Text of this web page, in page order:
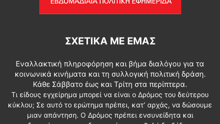
ΣΧΕΤΙΚΆ ΜΕ ΕΜΆΣ
Εναλλακτική πληροφόρηση και βήμα διαλόγου για τα
κοινωνικά κινήματα και τη συλλογική πολιτική δράση.
Κάθε Σάββατο έως και Τρίτη στα περίπτερα.
Τι είδους εγχείρημα μπορεί να είναι ο Δρόμος του δεύτερου
κύκλου; Σε αυτό το ερώτημα πρέπει, κατ’ αρχάς, να δώσουμε
μιαν απάντηση. Ο Δρόμος πρέπει ενσυνείδητα και